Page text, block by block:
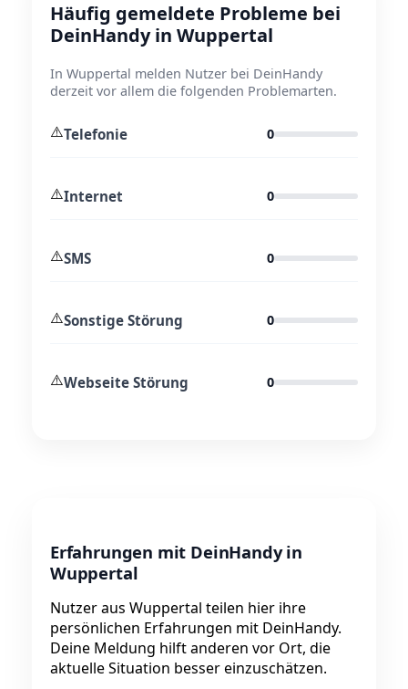
Häufig gemeldete Probleme bei
DeinHandy in Wuppertal
In Wuppertal melden Nutzer bei DeinHandy
derzeit vor allem die folgenden Problemarten.
⚠️Telefonie 0
⚠️Internet 0
⚠️SMS 0
⚠️Sonstige Störung 0
⚠️Webseite Störung 0
Erfahrungen mit DeinHandy in
Wuppertal
Nutzer aus Wuppertal teilen hier ihre
persönlichen Erfahrungen mit DeinHandy.
Deine Meldung hilft anderen vor Ort, die
aktuelle Situation besser einzuschätzen.